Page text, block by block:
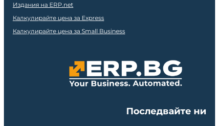
Издания на ERP.net
Калкулирайте цена за Express
Калкулирайте цена за Small Business
Последвайте ни